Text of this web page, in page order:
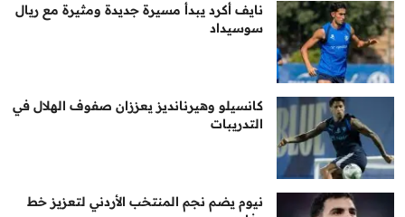
نايف أكرد يبدأ مسيرة جديدة ومثيرة مع ريال
سوسيداد
كانسيلو وهيرنانديز يعززان صفوف الهلال في
التدريبات
نيوم يضم نجم المنتخب الأردني لتعزيز خط